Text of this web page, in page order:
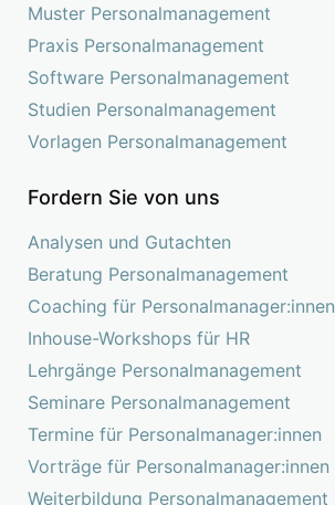
Muster Personalmanagement
Praxis Personalmanagement
Software Personalmanagement
Studien Personalmanagement
Vorlagen Personalmanagement
Fordern Sie von uns
Analysen und Gutachten
Beratung Personalmanagement
Coaching für Personalmanager:innen
Inhouse-Workshops für HR
Lehrgänge Personalmanagement
Seminare Personalmanagement
Termine für Personalmanager:innen
Vorträge für Personalmanager:innen
Weiterbildung Personalmanagement